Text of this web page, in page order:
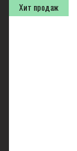
Хит продаж